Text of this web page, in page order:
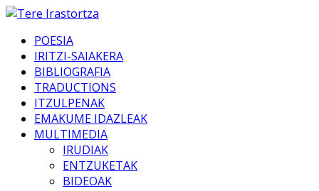
POESIA
IRITZI-SAIAKERA
BIBLIOGRAFIA
TRADUCTIONS
ITZULPENAK
EMAKUME IDAZLEAK
MULTIMEDIA
IRUDIAK
ENTZUKETAK
BIDEOAK